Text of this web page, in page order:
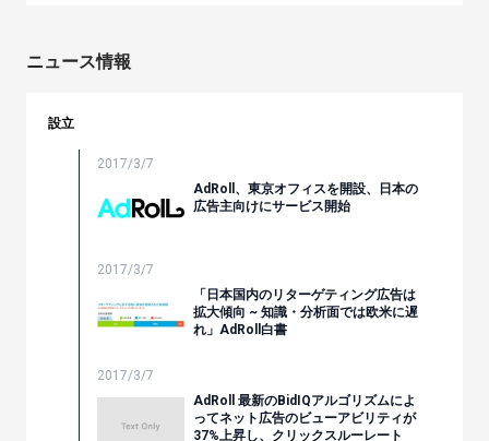
ニュース情報
設立
2017/3/7
AdRoll、東京オフィスを開設、日本の
広告主向けにサービス開始
2017/3/7
「日本国内のリターゲティング広告は
拡大傾向 ~ 知識・分析面では欧米に遅
れ」AdRoll白書
2017/3/7
AdRoll 最新のBidIQアルゴリズムによ
ってネット広告のビューアビリティが
37%上昇し、クリックスルーレート